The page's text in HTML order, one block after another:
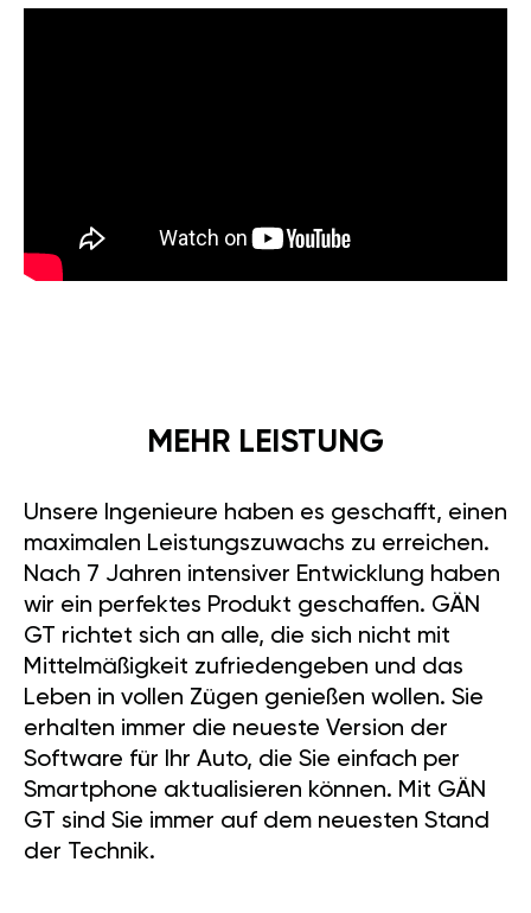
MEHR LEISTUNG
Unsere Ingenieure haben es geschafft, einen
maximalen Leistungszuwachs zu erreichen.
Nach 7 Jahren intensiver Entwicklung haben
wir ein perfektes Produkt geschaffen. GÄN
GT richtet sich an alle, die sich nicht mit
Mittelmäßigkeit zufriedengeben und das
Leben in vollen Zügen genießen wollen. Sie
erhalten immer die neueste Version der
Software für Ihr Auto, die Sie einfach per
Smartphone aktualisieren können. Mit GÄN
GT sind Sie immer auf dem neuesten Stand
der Technik.